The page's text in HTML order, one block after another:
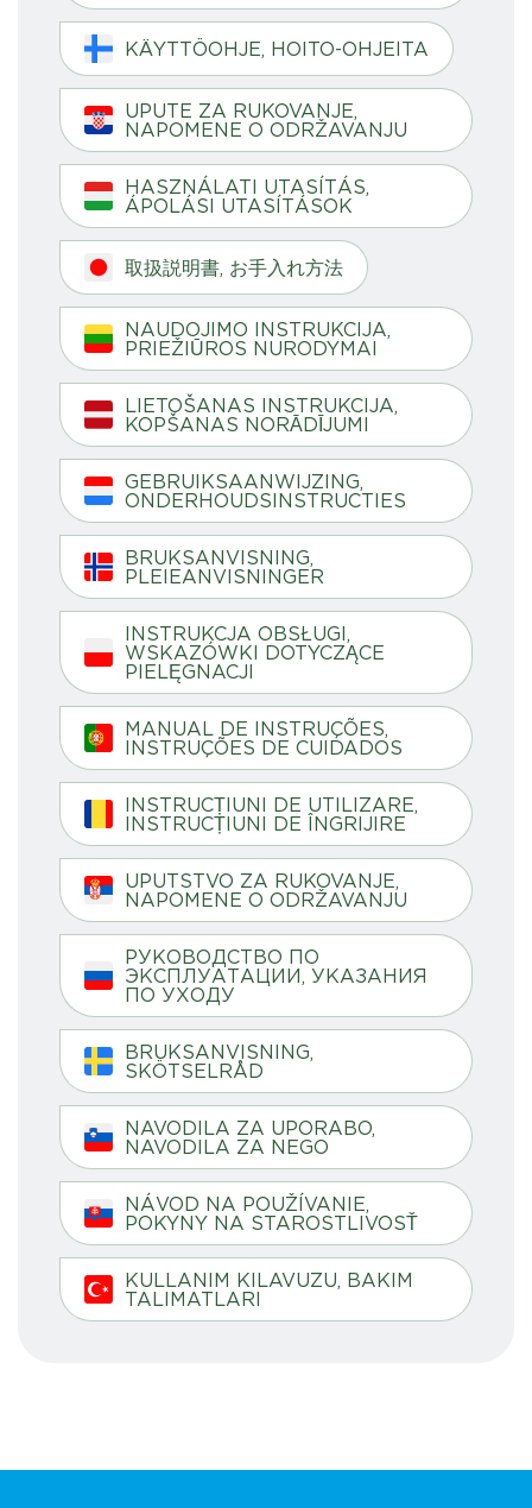
KÄYTTÖOHJE, HOITO-OHJEITA
UPUTE ZA RUKOVANJE,
NAPOMENE O ODRŽAVANJU
HASZNÁLATI UTASÍTÁS,
ÁPOLÁSI UTASÍTÁSOK
取扱説明書, お手入れ方法
NAUDOJIMO INSTRUKCIJA,
PRIEŽIŪROS NURODYMAI
LIETOŠANAS INSTRUKCIJA,
KOPŠANAS NORĀDĪJUMI
GEBRUIKSAANWIJZING,
ONDERHOUDSINSTRUCTIES
BRUKSANVISNING,
PLEIEANVISNINGER
INSTRUKCJA OBSŁUGI,
WSKAZÓWKI DOTYCZĄCE
PIELĘGNACJI
MANUAL DE INSTRUÇÕES,
INSTRUÇÕES DE CUIDADOS
INSTRUCȚIUNI DE UTILIZARE,
INSTRUCȚIUNI DE ÎNGRIJIRE
UPUTSTVO ZA RUKOVANJE,
NAPOMENE O ODRŽAVANJU
РУКОВОДСТВО ПО
ЭКСПЛУАТАЦИИ, УКАЗАНИЯ
ПО УХОДУ
BRUKSANVISNING,
SKÖTSELRÅD
NAVODILA ZA UPORABO,
NAVODILA ZA NEGO
NÁVOD NA POUŽÍVANIE,
POKYNY NA STAROSTLIVOSŤ
KULLANIM KILAVUZU, BAKIM
TALIMATLARI